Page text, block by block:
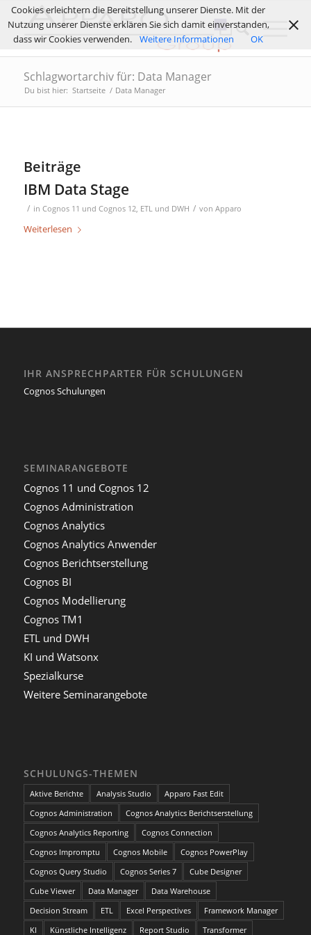
Schlagwortarchiv für: Data Manager
Du bist hier: Startseite / Data Manager
Beiträge
IBM Data Stage
/ in Cognos 11 und Cognos 12, ETL und DWH / von Apparo
Weiterlesen
IHR ANSPRECHPARTER FÜR SCHULUNGEN
Cognos Schulungen
SEMINARANGEBOTE
Cognos 11 und Cognos 12
Cognos Administration
Cognos Analytics
Cognos Analytics Anwender
Cognos Berichtserstellung
Cognos BI
Cognos Modellierung
Cognos TM1
ETL und DWH
KI und Watsonx
Spezialkurse
Weitere Seminarangebote
SCHULUNGS-THEMEN
Aktive Berichte Analysis Studio
Apparo Fast Edit
Cognos Administration
Cognos Analytics Berichtserstellung
Cognos Analytics Reporting
Cognos Connection
Cognos Impromptu
Cognos Mobile
Cognos PowerPlay
Cognos Query Studio
Cognos Series 7
Cube Designer
Cube Viewer
Data Manager
Data Warehouse
Decision Stream
ETL Excel Perspectives
Framework Manager
KI
Künstliche Intelligenz Report Studio Transformer
Cookies erleichtern die Bereitstellung unserer Dienste. Mit der
Nutzung unserer Dienste erklären Sie sich damit einverstanden,
dass wir Cookies verwenden.
Weitere Informationen OK